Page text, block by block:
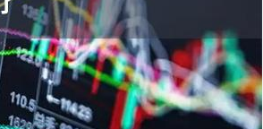
沪深300 4694.44 43.13